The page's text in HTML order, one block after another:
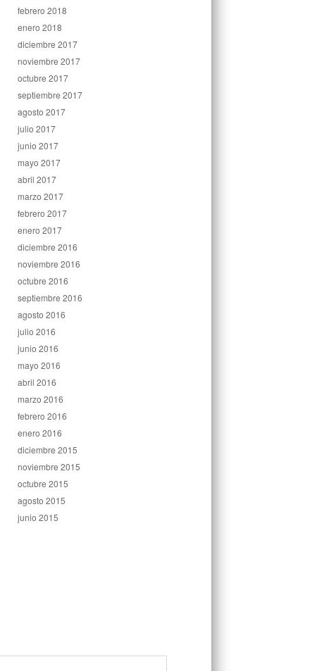
febrero 2018
enero 2018
diciembre 2017
noviembre 2017
octubre 2017
septiembre 2017
agosto 2017
julio 2017
junio 2017
mayo 2017
abril 2017
marzo 2017
febrero 2017
enero 2017
diciembre 2016
noviembre 2016
octubre 2016
septiembre 2016
agosto 2016
julio 2016
junio 2016
mayo 2016
abril 2016
marzo 2016
febrero 2016
enero 2016
diciembre 2015
noviembre 2015
octubre 2015
agosto 2015
junio 2015